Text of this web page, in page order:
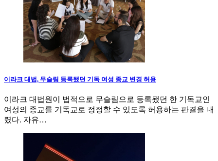
이라크 대법, 무슬림 등록됐던 기독 여성 종교 변경 허용
이라크 대법원이 법적으로 무슬림으로 등록됐던 한 기독교인
여성의 종교를 기독교로 정정할 수 있도록 허용하는 판결을 내
렸다. 자유…